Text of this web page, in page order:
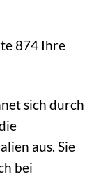
874 Ihre
sich durch
aus. Sie
bei